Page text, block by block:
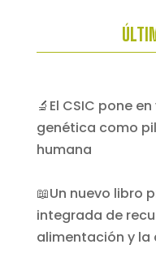
🔬El CSIC pone
genética como
humana
📖Un nuevo libro
integrada de
alimentación y la